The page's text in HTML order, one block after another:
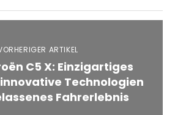
ARTIKEL
C5 X: Einzigartiges
Technologien
Fahrerlebnis